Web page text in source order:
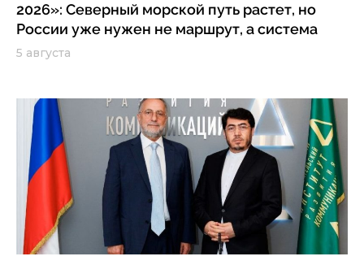
2026»: Северный морской путь растет, но
России уже нужен не маршрут, а система
5 августа